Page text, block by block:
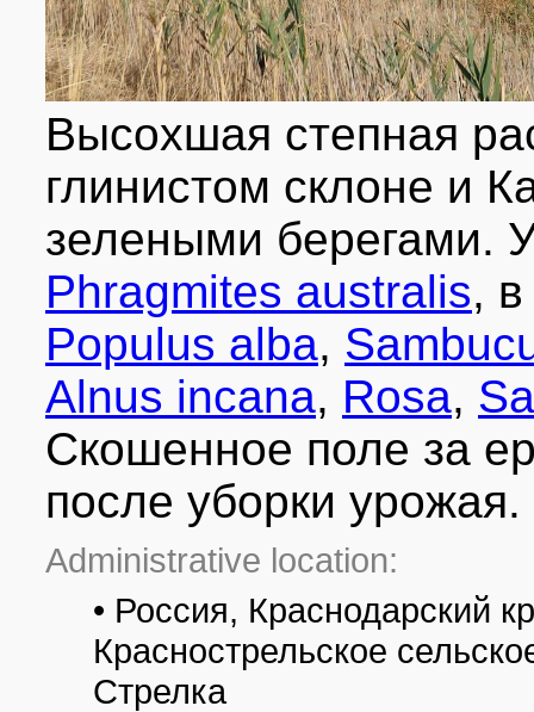
Уникальность растительности Дубового Рынка позволила
Он насчитывает 194 вида, относящихся к 109 родам и 38
соотношения и места имеют ярко выраженные черты
такие редкие виды, как Bellevalia sarmatica, Leucojum aestivum,
morio, Tulipa suaveolens. В водах Казачьего ерика,
maeotica, Aldrovanda vesiculosa.
All photos (27) Photos of plants & lichens (256)
Высохшая степная
глинистом склоне и
зелеными берегами.
Phragmites australis,
Populus alba,
Alnus incana, Rosa,
Скошенное поле за
после уборки
Administrative location:
• Россия, Краснодарский
Краснострельское
Стрелка